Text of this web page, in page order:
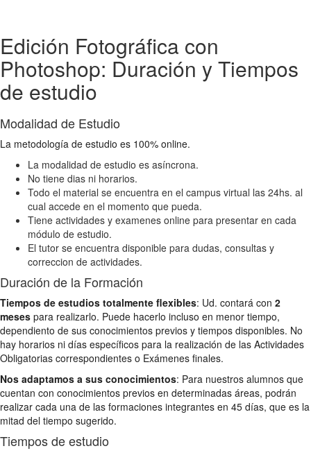
Edición Fotográfica con
Photoshop: Duración y Tiempos
de estudio
Modalidad de Estudio
La metodología de estudio es 100% online.
La modalidad de estudio es asíncrona.
No tiene dias ni horarios.
Todo el material se encuentra en el campus virtual las 24hs. al
cual accede en el momento que pueda.
Tiene actividades y examenes online para presentar en cada
módulo de estudio.
El tutor se encuentra disponible para dudas, consultas y
correccion de actividades.
Duración de la Formación
Tiempos de estudios totalmente flexibles: Ud. contará con 2
meses para realizarlo. Puede hacerlo incluso en menor tiempo,
dependiento de sus conocimientos previos y tiempos disponibles. No
hay horarios ni días específicos para la realización de las Actividades
Obligatorias correspondientes o Exámenes finales.
Nos adaptamos a sus conocimientos: Para nuestros alumnos que
cuentan con conocimientos previos en determinadas áreas, podrán
realizar cada una de las formaciones integrantes en 45 días, que es la
mitad del tiempo sugerido.
Tiempos de estudio